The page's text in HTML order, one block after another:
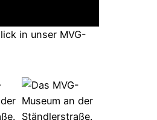
in unser MVG-